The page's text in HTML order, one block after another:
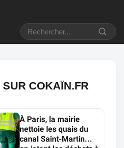
COKAÏN.FR
À Paris, la mairie
nettoie les quais du
canal Saint-Martin...